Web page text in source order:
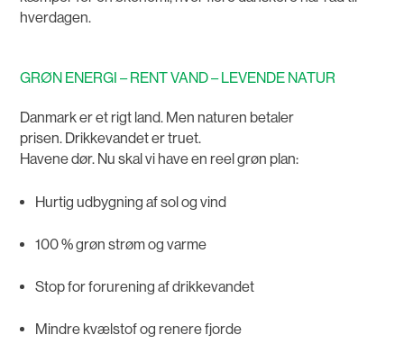
hverdagen.
GRØN ENERGI – RENT VAND – LEVENDE NATUR
Danmark er et rigt land. Men naturen betaler
prisen. Drikkevandet er truet.
Havene dør. Nu skal vi have en reel grøn plan:
Hurtig udbygning af sol og vind
100 % grøn strøm og varme
Stop for forurening af drikkevandet
Mindre kvælstof og renere fjorde